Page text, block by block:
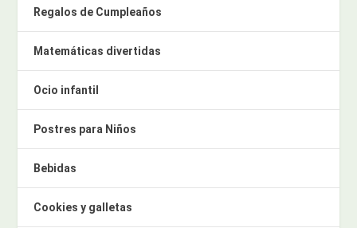
Regalos de Cumpleaños
Matemáticas divertidas
Ocio infantil
Postres para Niños
Bebidas
Cookies y galletas